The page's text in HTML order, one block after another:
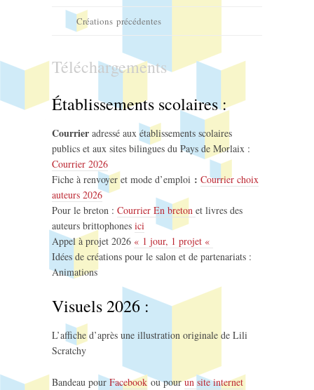
Créations précédentes
Téléchargements
Établissements scolaires :
Courrier adressé aux établissements scolaires
publics et aux sites bilingues du Pays de Morlaix :
Courrier 2026
Fiche à renvoyer et mode d’emploi : Courrier choix
auteurs 2026
Pour le breton : Courrier En breton et livres des
auteurs brittophones ici
Appel à projet 2026 « 1 jour, 1 projet «
Idées de créations pour le salon et de partenariats :
Animations
Visuels 2026 :
L’affiche d’après une illustration originale de Lili
Scratchy
Bandeau pourFacebook ou pourun site internet